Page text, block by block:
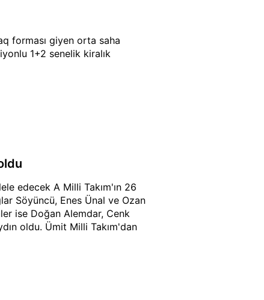
forması giyen orta saha
1+2 senelik kiralık
edecek A Milli Takım'ın 26
Söyüncü, Enes Ünal ve Ozan
ise Doğan Alemdar, Cenk
oldu. Ümit Milli Takım'dan